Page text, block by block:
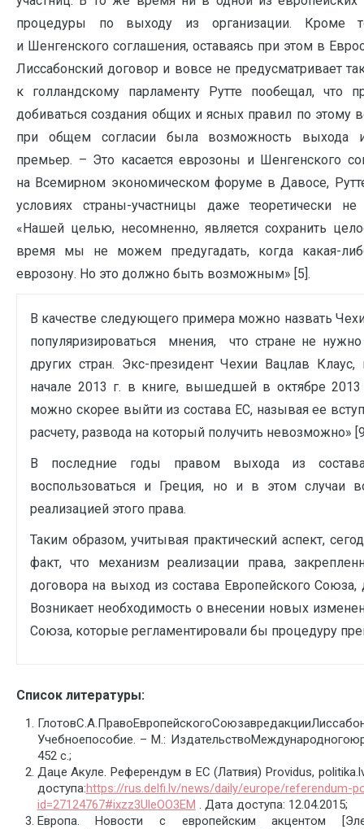
процедуры по выходу из организации. Кроме
и Шенгенского соглашения, оставаясь при этом в
Лиссабонский договор и вовсе не предусматривает
к голландскому парламенту Рутте пообещал, что
добиваться создания общих и ясных правил по этому
при общем согласии была возможность выхода
премьер. – Это касается еврозоны и Шенгенского
на Всемирном экономическом форуме в Давосе,
условиях страны-участницы даже теоретически
«Нашей целью, несомненно, является сохранить
время мы не можем предугадать, когда какая-
еврозону. Но это должно быть возможным» [5].
В качестве следующего примера можно назвать
популяризироваться мнения, что стране не нужно
других стран. Экс-президент Чехии Вацлав
начале 2013 г. в книге, вышедшей в октябре
можно скорее выйти из состава ЕС, называя ее
расчету, развода на который получить невозможно»
В последние годы правом выхода из
воспользоваться и Греция, но и в этом
реализацией этого права.
Таким образом, учитывая практический аспект,
факт, что механизм реализации права,
договора на выход из состава Европейского Союза,
Возникает необходимость о внесении новых
Союза, которые регламентировали бы процедуру
Список литературы:
Учебноепособие. – М.:
452 с.;
Даце Акуле. Референдум в ЕС (Латвия) Providus,
доступа:https://rus.delfi.lv/news/daily/europe/referendum-
id=27124767#ixzz3UleOO3EM . Дата доступа: 12.04.2015;
Европа. Новости с европейским акцентом